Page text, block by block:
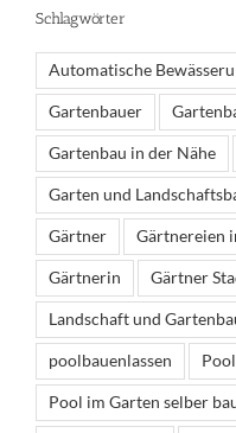
Schlagwörter
Automatische
Gartenbauer
Gartenbau in der Nähe
Garten und
Gärtner Gärtnereien
Gärtnerin Gärtner
Landschaft und
poolbauenlassen
Pool im Garten selber